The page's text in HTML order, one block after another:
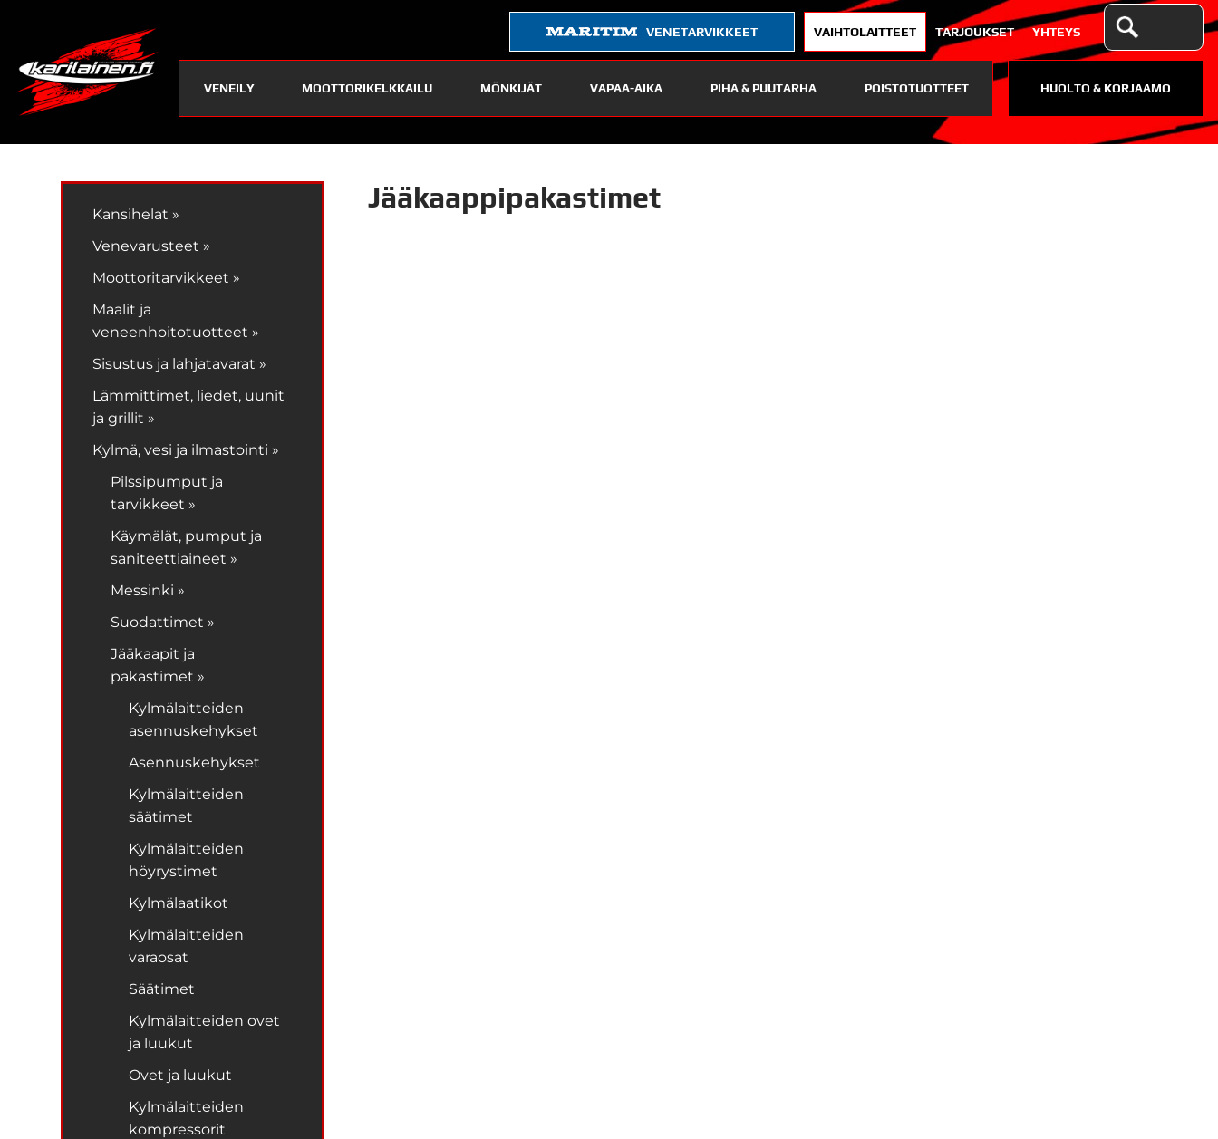
VENETARVIKKEET VAIHTOLAITTEET TARJOUKSET YHTEYS
VENEILY MOOTTORIKELKKAILU MÖNKIJÄT VAPAA-AIKA PIHA & PUUTARHA POISTOTUOTTEET HUOLTO & KORJAAMO
Kansihelat »
Venevarusteet »
Moottoritarvikkeet »
Maalit ja
veneenhoitotuotteet »
Sisustus ja lahjatavarat »
Lämmittimet, liedet, uunit
ja grillit »
Kylmä, vesi ja ilmastointi »
Pilssipumput ja
tarvikkeet »
Käymälät, pumput ja
saniteettiaineet »
Messinki »
Suodattimet »
Jääkaapit ja
pakastimet »
Kylmälaitteiden
asennuskehykset
Asennuskehykset
Kylmälaitteiden
säätimet
Kylmälaitteiden
höyrystimet
Kylmälaatikot
Kylmälaitteiden
varaosat
Säätimet
Kylmälaitteiden ovet
ja luukut
Ovet ja luukut
Kylmälaitteiden
kompressorit
Jääkaappipakastimet